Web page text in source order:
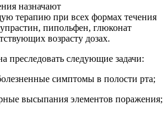
назначают
терапию при всех формах течения
пипольфен, глюконат
возрасту дозах.
преследовать следующие задачи:
симптомы в полости рта;
высыпания элементов поражения;